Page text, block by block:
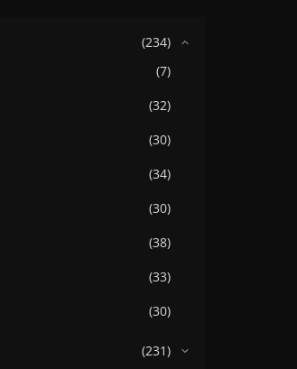
(234)
(7)
(32)
(30)
(34)
(30)
(38)
(33)
(30)
(231)